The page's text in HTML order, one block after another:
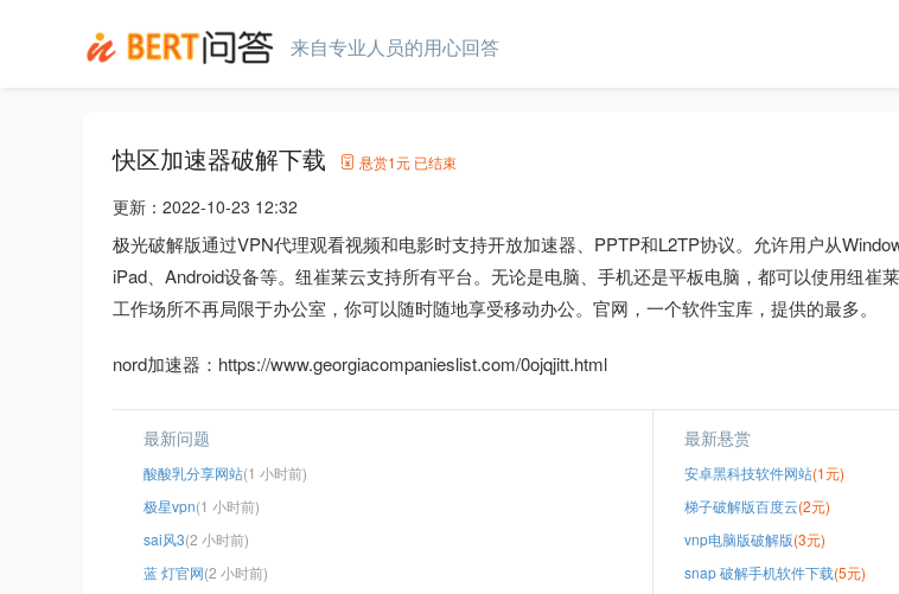
来自专业人员的用心回答
快区加速器破解下载 悬赏1元 已结束
更新： 2022-10-23 12:32
极光破解版通过VPN代理观看视频和电影时支持开放加速器、PPTP和L2TP协议。允许用户从
iPad、Android设备等。纽崔莱云支持所有平台。无论是电脑、手机还是平板电脑，都可以使用纽崔
工作场所不再局限于办公室，你可以随时随地享受移动办公。官网，一个软件宝库，提供的最多。
nord加速器：https://www.georgiacompanieslist.com/0ojqjitt.html
最新问题
酸酸乳分享网站(1 小时前)
极星vpn(1 小时前)
sai风3(2 小时前)
蓝 灯官网(2 小时前)
最新悬赏
安卓黑科技软件网站(1元)
梯子破解版百度云(2元)
vnp电脑版破解版(3元)
snap 破解手机软件下载(5元)